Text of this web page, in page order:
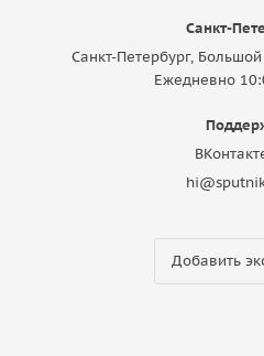
Санкт-
Санкт-Петербург,
Ежедневно
Добавить